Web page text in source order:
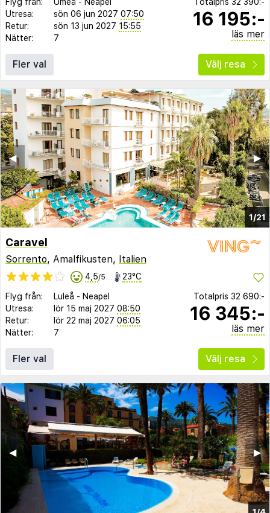
Utresa:
sön 06 jun 2027 07:50
Retur:
sön 13 jun 2027 15:55
Nätter:
7
16 195:-
läs mer
Fler val Välj resa
1/21
▶︎
◀︎
Caravel
Sorrento, Amalfikusten, Italien
4,5/5 23°C
Flyg från: Luleå - Neapel
Utresa:
lör 15 maj 2027 08:50
Retur:
lör 22 maj 2027 06:05
Nätter:
7
Totalpris 32 690:-
16 345:-
läs mer
Fler val Välj resa
▶︎
◀︎